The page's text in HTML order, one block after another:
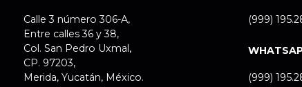
Calle 3 número 306-A,
Entre calles 36 y 38,
Col. San Pedro Uxmal,
CP. 97203,
Merida, Yucatán, México.
(999)
(999)